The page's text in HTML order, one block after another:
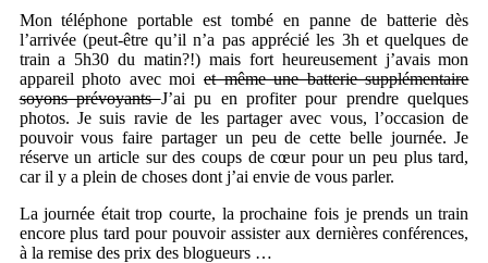
Mon téléphone portable est tombé en panne de batterie dès
l’arrivée (peut-être qu’il n’a pas apprécié les 3h et quelques de
train a 5h30 du matin?!) mais fort heureusement j’avais mon
appareil photo avec moi et même une batterie supplémentaire
soyons prévoyantsJ’ai pu en profiter pour prendre quelques
photos. Je suis ravie de les partager avec vous, l’occasion de
pouvoir vous faire partager un peu de cette belle journée. Je
réserve un article sur des coups de cœur pour un peu plus tard,
car il y a plein de choses dont j’ai envie de vous parler.
La journée était trop courte, la prochaine fois je prends un train
encore plus tard pour pouvoir assister aux dernières conférences,
à la remise des prix des blogueurs …